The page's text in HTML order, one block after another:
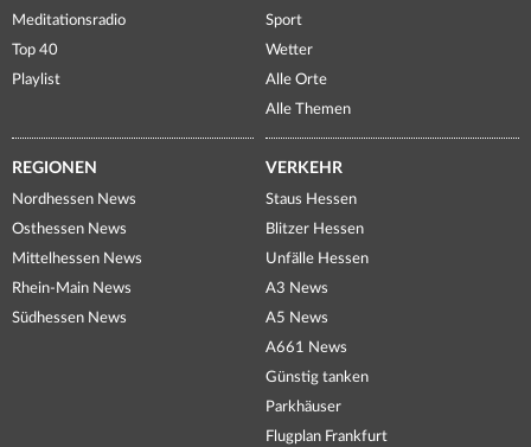
Meditationsradio
Top 40
Playlist
Sport
Wetter
Alle Orte
Alle Themen
REGIONEN
Nordhessen News
Osthessen News
Mittelhessen News
Rhein-Main News
Südhessen News
VERKEHR
Staus Hessen
Blitzer Hessen
Unfälle Hessen
A3 News
A5 News
A661 News
Günstig tanken
Parkhäuser
Flugplan Frankfurt